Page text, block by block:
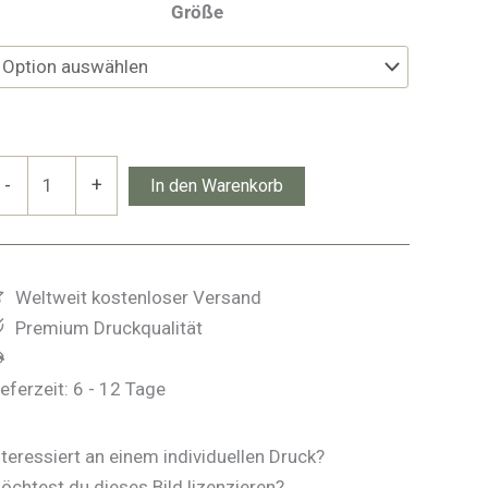
Größe
- + In den Warenkorb
Weltweit kostenloser Versand
Premium Druckqualität
6 - 12 Tage
an einem individuellen Druck?